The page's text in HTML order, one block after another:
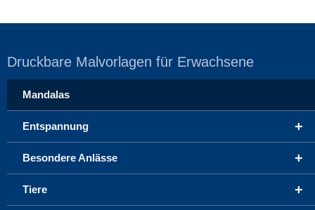
Druckbare Malvorlagen für Erwachsene
Mandalas
+
Entspannung
+
Besondere Anlässe
+
Tiere